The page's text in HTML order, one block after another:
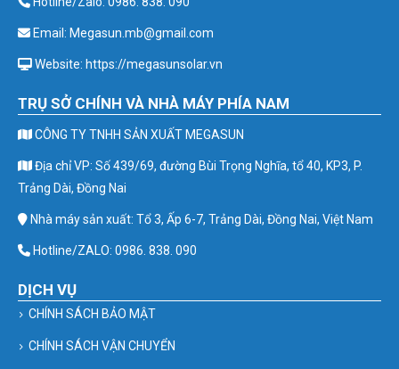
Email: Megasun.mb@gmail.com
Website: https://megasunsolar.vn
TRỤ SỞ CHÍNH VÀ NHÀ MÁY PHÍA NAM
CÔNG TY TNHH SẢN XUẤT MEGASUN
Địa chỉ VP: Số 439/69, đường Bùi Trọng Nghĩa, tổ 40, KP3, P.
Trảng Dài, Đồng Nai
Nhà máy sản xuất: Tổ 3, Ấp 6-7, Trảng Dài, Đồng Nai, Việt Nam
Hotline/ZALO: 0986. 838. 090
DỊCH VỤ
CHÍNH SÁCH BẢO MẬT
CHÍNH SÁCH VẬN CHUYỂN